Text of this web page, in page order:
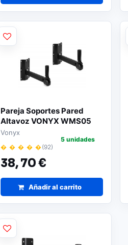
Pareja Soportes Pared
Altavoz VONYX WMS05
Vonyx
� � � � �(92)
38,70 €
5 unidades
Añadir al carrito